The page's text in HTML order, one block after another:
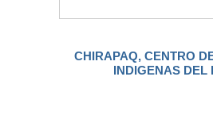
CHIRAPAQ, CENTRO
INDIGENAS DEL